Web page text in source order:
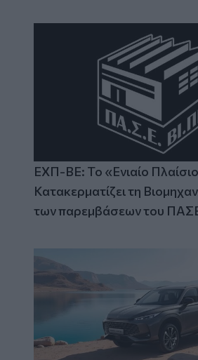
ΕΧΠ-ΒΕ: Το «Ενιαίο
Κατακερματίζει τη
των παρεμβάσεων του